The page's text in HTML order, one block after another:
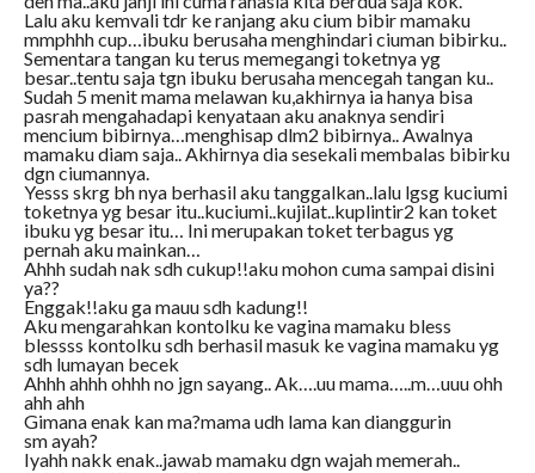
Lalu aku kemvali tdr ke ranjang aku cium bibir mamaku
mmphhh cup…ibuku berusaha menghindari ciuman bibirku..
Sementara tangan ku terus memegangi toketnya yg
besar..tentu saja tgn ibuku berusaha mencegah tangan ku..
Sudah 5 menit mama melawan ku,akhirnya ia hanya bisa
pasrah mengahadapi kenyataan aku anaknya sendiri
mencium bibirnya…menghisap dlm2 bibirnya.. Awalnya
mamaku diam saja.. Akhirnya dia sesekali membalas bibirku
dgn ciumannya.
Yesss skrg bh nya berhasil aku tanggalkan..lalu lgsg kuciumi
toketnya yg besar itu..kuciumi..kujilat..kuplintir2 kan toket
ibuku yg besar itu… Ini merupakan toket terbagus yg
pernah aku mainkan…
Ahhh sudah nak sdh cukup!!aku mohon cuma sampai disini
ya??
Enggak!!aku ga mauu sdh kadung!!
Aku mengarahkan kontolku ke vagina mamaku bless
blessss kontolku sdh berhasil masuk ke vagina mamaku yg
sdh lumayan becek
Ahhh ahhh ohhh no jgn sayang.. Ak….uu mama…..m…uuu ohh
ahh ahh
Gimana enak kan ma?mama udh lama kan dianggurin
sm ayah?
Iyahh nakk enak..jawab mamaku dgn wajah memerah..